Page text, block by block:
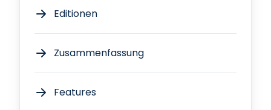
Editionen
Zusammenfassung
Features